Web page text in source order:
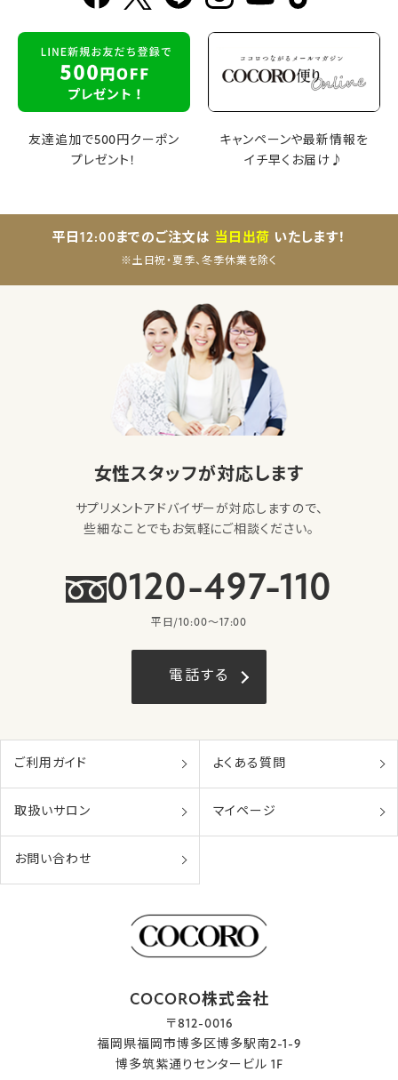
友達追加で500円クーポン
プレゼント！
キャンペーンや最新情報を
イチ早くお届け♪
平日12:00までのご注文は 当日出荷 いたします！
※土日祝・夏季、冬季休業を除く
女性スタッフが対応します
サプリメントアドバイザーが対応しますので、
些細なことでもお気軽にご相談ください。
0120-497-110
平日/10:00〜17:00
電話する
ご利用ガイド よくある質問
取扱いサロン マイページ
お問い合わせ
COCORO株式会社
〒812-0016
福岡県福岡市博多区博多駅南2-1-9
博多筑紫通りセンタービル 1F